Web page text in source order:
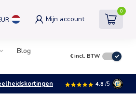
Mijn account
0
Blog
€incl. BTW
4.8 /5